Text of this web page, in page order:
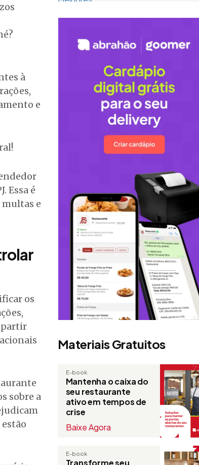
à
e
Essa é
e
os
partir
sobre a
Materiais Gratuitos
E-book
Mantenha o caixa do
seu restaurante
ativo em tempos de
crise
Baixe Agora
E-book
Transforme seu